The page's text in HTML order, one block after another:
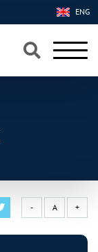
×
×
ENG
- A +